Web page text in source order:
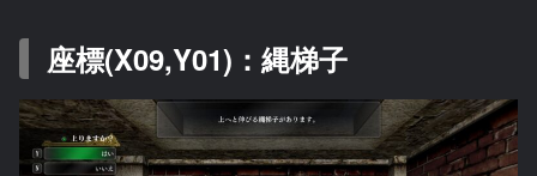
座標(X09,Y01)：縄梯子